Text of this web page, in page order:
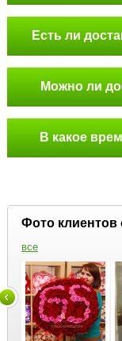
Есть ли
Можно ли
В какое
Фото клиентов
все